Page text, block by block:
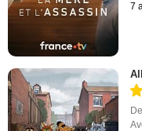
7
De